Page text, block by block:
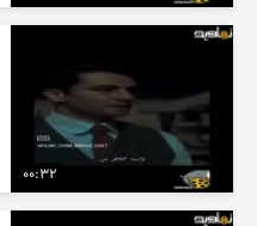
00:32